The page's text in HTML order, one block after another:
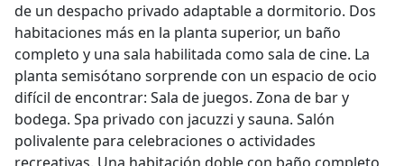
de un despacho privado adaptable a dormitorio. Dos
habitaciones más en la planta superior, un baño
completo y una sala habilitada como sala de cine. La
planta semisótano sorprende con un espacio de ocio
difícil de encontrar: Sala de juegos. Zona de bar y
bodega. Spa privado con jacuzzi y sauna. Salón
polivalente para celebraciones o actividades